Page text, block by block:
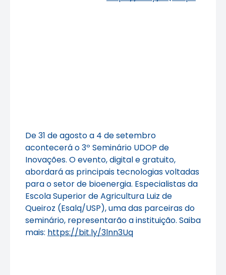
De 31 de agosto a 4 de setembro
acontecerá o 3º Seminário UDOP de
Inovações. O evento, digital e gratuito,
abordará as principais tecnologias voltadas
para o setor de bioenergia. Especialistas da
Escola Superior de Agricultura Luiz de
Queiroz (Esalq/USP), uma das parceiras do
seminário, representarão a instituição. Saiba
mais: https://bit.ly/3lnn3Uq